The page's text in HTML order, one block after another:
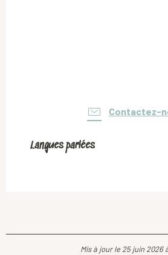
Contactez-
Langues parlées
Langues parlées
Mis à jour le 25 juin 2026